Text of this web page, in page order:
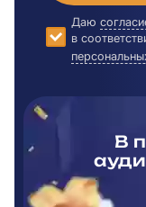
Даю
в
В